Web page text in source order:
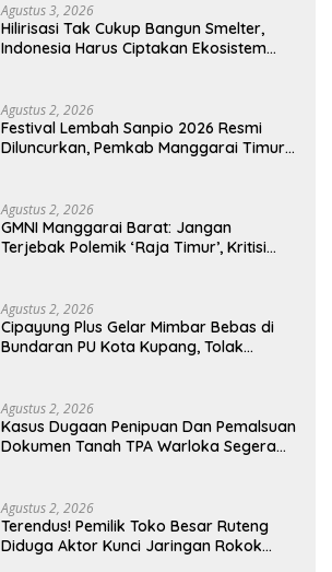
Agustus 3, 2026
Hilirisasi Tak Cukup Bangun Smelter,
Indonesia Harus Ciptakan Ekosistem
Agustus 2, 2026
Festival Lembah Sanpio 2026 Resmi
Diluncurkan, Pemkab Manggarai Timur
Agustus 2, 2026
GMNI Manggarai Barat: Jangan
Terjebak Polemik ‘Raja Timur’, Kritisi
Agustus 2, 2026
Cipayung Plus Gelar Mimbar Bebas di
Bundaran PU Kota Kupang, Tolak
Agustus 2, 2026
Kasus Dugaan Penipuan Dan Pemalsuan
Dokumen Tanah TPA Warloka Segera
Memasuki Fase Krusial
Agustus 2, 2026
Terendus! Pemilik Toko Besar Ruteng
Diduga Aktor Kunci Jaringan Rokok